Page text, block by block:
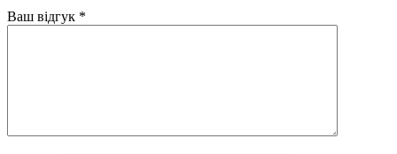
Ваш відгук *